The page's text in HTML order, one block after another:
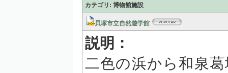
カテゴリ: 博物館施設
貝塚市立自然遊学館
説明：
二色の浜から和泉